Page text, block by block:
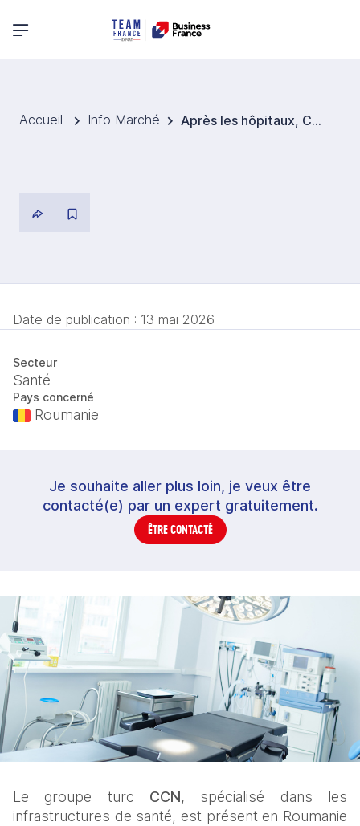
Menu principal
Accueil Info Marché Après les hôpitaux, CCN vise l’immobilier et l’énergie en Roumanie
Date de publication : 13 mai 2026
Secteur
Santé
Pays concerné
Roumanie
Je souhaite aller plus loin, je veux être
contacté(e) par un expert gratuitement.
ÊTRE CONTACTÉ
Le groupe turc CCN, spécialisé dans les
infrastructures de santé, est présent en Roumanie